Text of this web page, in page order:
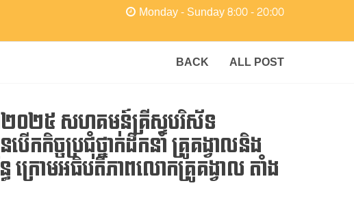
Monday - Sunday 8:00 - 20:00
BACK ALL POST
នាំ២០២៥​ សហគមន៍គ្រីស្ទបរិស័ទ
កកិច្ចប្រជុំថ្នាក់ដឹកនាំ​ គ្រូគង្វាលនិង
ក្រោមអធិបតីភាពលោកគ្រូ​គង្វាល​ តាំង​